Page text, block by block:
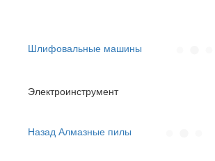
Шлифовальные машины
Электроинструмент
Назад Алмазные пилы